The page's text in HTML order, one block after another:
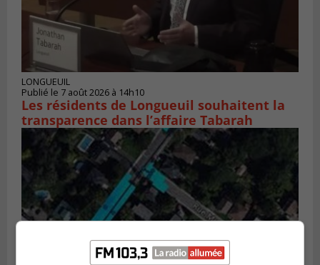
LONGUEUIL
Publié le 7 août 2026 à 14h10
Les résidents de Longueuil souhaitent la
transparence dans l’affaire Tabarah